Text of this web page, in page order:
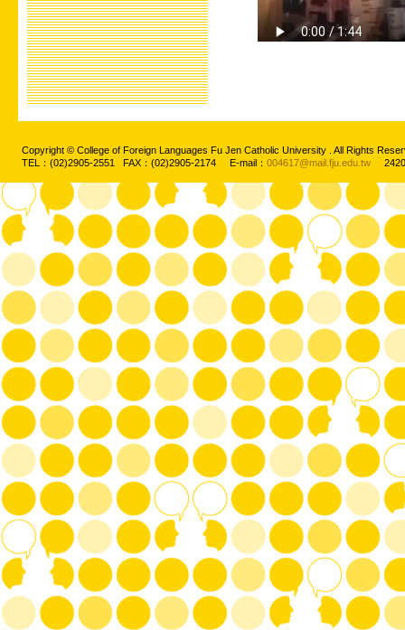
Copyright © College of Foreign Languages Fu Jen Catholic University . All Rights
TEL：(02)2905-2551 FAX：(02)2905-2174 E-mail： 004617@mail.fju.edu.tw